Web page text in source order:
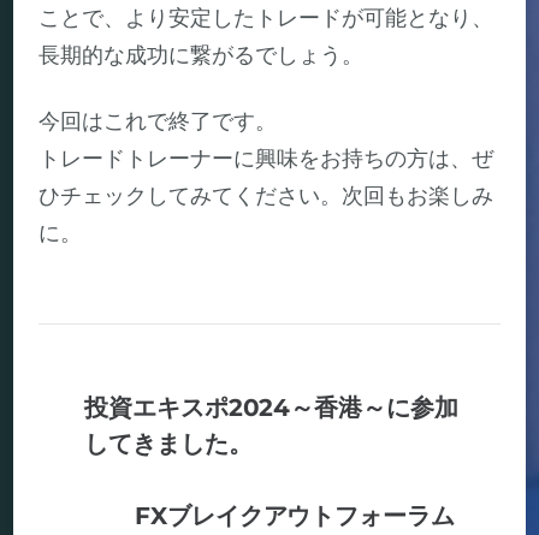
ことで、より安定したトレードが可能となり、
長期的な成功に繋がるでしょう。
今回はこれで終了です。
トレードトレーナーに興味をお持ちの方は、ぜ
ひチェックしてみてください。次回もお楽しみ
に。
投資エキスポ2024～香港～に参加
してきました。
FXブレイクアウトフォーラム